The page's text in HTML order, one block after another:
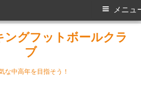
ングフットボールクラ
ブ
な中高年を目指そう！
メニュ
: